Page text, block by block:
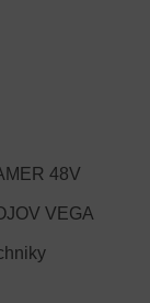
48V
VEGA